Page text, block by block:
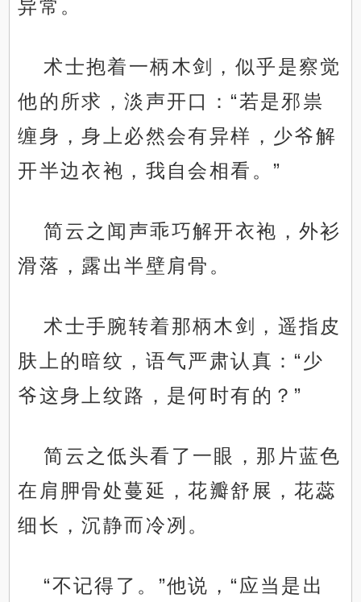
异常。
术士抱着一柄木剑，似乎是察觉
他的所求，淡声开口：“若是邪祟
缠身，身上必然会有异样，少爷解
开半边衣袍，我自会相看。”
简云之闻声乖巧解开衣袍，外衫
滑落，露出半壁肩骨。
术士手腕转着那柄木剑，遥指皮
肤上的暗纹，语气严肃认真：“少
爷这身上纹路，是何时有的？”
简云之低头看了一眼，那片蓝色
在肩胛骨处蔓延，花瓣舒展，花蕊
细长，沉静而冷冽。
“不记得了。”他说，“应当是出